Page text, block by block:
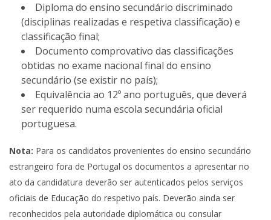
Diploma do ensino secundário discriminado
(disciplinas realizadas e respetiva classificação) e
classificação final;
Documento comprovativo das classificações
obtidas no exame nacional final do ensino
secundário (se existir no país);
Equivalência ao 12º ano português, que deverá
ser requerido numa escola secundária oficial
portuguesa.
Nota: Para os candidatos provenientes do ensino secundário
estrangeiro fora de Portugal os documentos a apresentar no
ato da candidatura deverão ser autenticados pelos serviços
oficiais de Educação do respetivo país. Deverão ainda ser
reconhecidos pela autoridade diplomática ou consular